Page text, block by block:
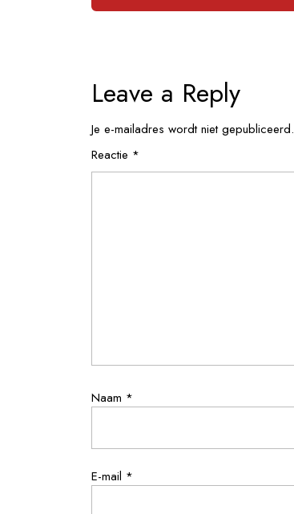
Leave a Reply
Je e-mailadres wordt niet gepubliceerd.
Reactie *
Naam *
E-mail *